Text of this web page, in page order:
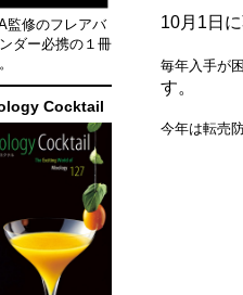
10月1日
毎年入手が
す。
今年は転売
監修のフレアバ
ダー必携の１冊
Cocktail